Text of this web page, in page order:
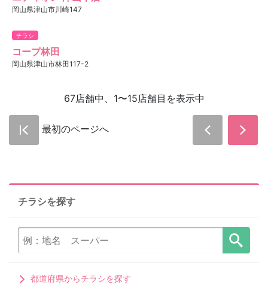
岡山県津山市川崎147
チラシ
コープ林田
岡山県津山市林田117-2
67店舗中、1〜15店舗目を表示中
最初のページへ
チラシを探す
都道府県からチラシを探す